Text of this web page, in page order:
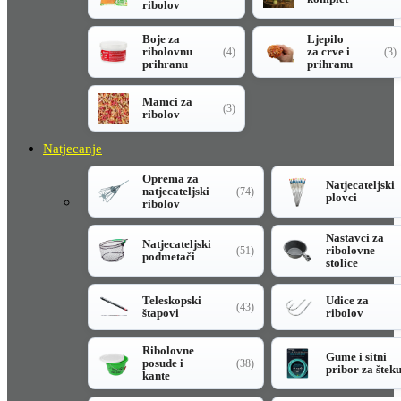
ribolov
Boje za
ribolovnu
prihranu
(4)
Ljepilo
za crve i
prihranu
(3)
Mamci za
ribolov
(3)
Natjecanje
Oprema za
natjecateljski
ribolov
(74)
Natjecateljski
plovci
Natjecateljski
podmetači
(51)
Nastavci za
ribolovne
stolice
Teleskopski
štapovi
(43)
Udice za
ribolov
Ribolovne
posude i
kante
(38)
Gume i sitni
pribor za šteku